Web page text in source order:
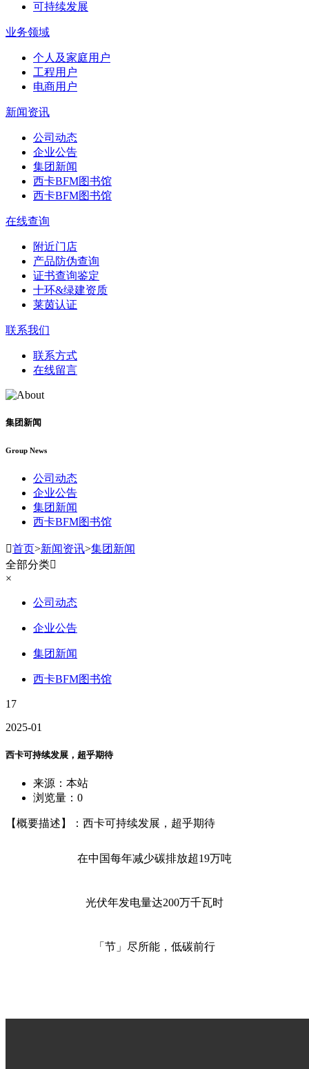
可持续发展
业务领域
个人及家庭用户
工程用户
电商用户
新闻资讯
公司动态
企业公告
集团新闻
西卡BFM图书馆
西卡BFM图书馆
在线查询
附近门店
产品防伪查询
证书查询鉴定
十环&绿建资质
莱茵认证
联系我们
联系方式
在线留言
集团新闻
Group News
公司动态
企业公告
集团新闻
西卡BFM图书馆
首页>新闻资讯>集团新闻
全部分类
×
公司动态
企业公告
集团新闻
西卡BFM图书馆
17
2025-01
西卡可持续发展，超乎期待
来源：本站
浏览量： 0
【概要描述】：西卡可持续发展，超乎期待
在中国每年减少碳排放超19万吨
光伏年发电量达200万千瓦时
「节」尽所能，低碳前行